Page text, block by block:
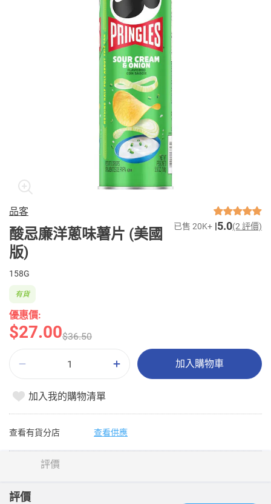
品客
酸忌廉洋蔥味薯片 (美國
版)
已售 20K+ 5.0(2 評價)
158G
優惠價:
$27.00$36.50
有貨
加入購物車
加入我的購物清單
查看有貨分店 查看供應
評價
評價